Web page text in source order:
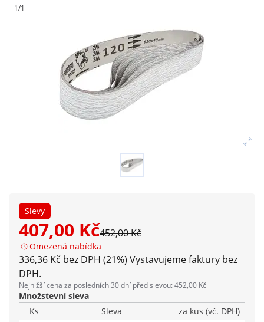
1/1
Slevy
407,00 Kč452,00 Kč
Omezená nabídka
336,36 Kč bez DPH (21%) Vystavujeme faktury bez
DPH.
Nejnižší cena za posledních 30 dní před slevou: 452,00 Kč
Množstevní sleva
Ks
Sleva
za kus (vč. DPH)